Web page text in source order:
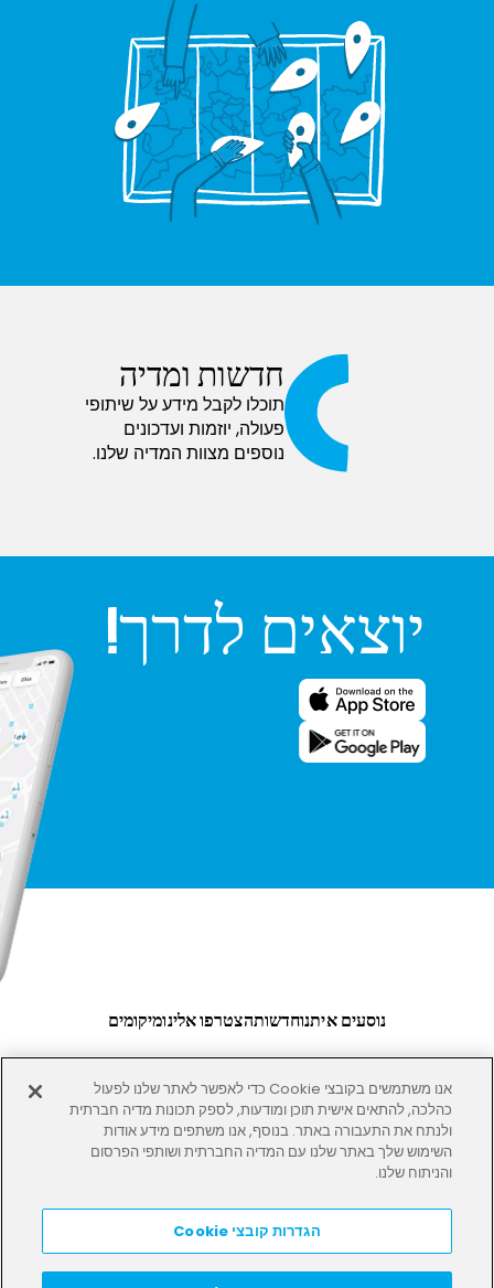
חדשות ומדיה
תוכלו לקבל מידע על שיתופי
פעולה, יוזמות ועדכונים
נוספים מצוות המדיה שלנו.
יוצאים לדרך!
נוסעים איתנוחדשותהצטרפו אלינומיקומים
תנאים פְּרָטִיוּתהמשרדים שלנו
LANGUAGE:
אנו משתמשים בקובצי Cookie כדי לאפשר לאתר שלנו לפעול
כהלכה, להתאים אישית תוכן ומודעות, לספק תכונות מדיה חברתית
ולנתח את התעבורה באתר. בנוסף, אנו משתפים מידע אודות
השימוש שלך באתר שלנו עם המדיה החברתית ושותפי הפרסום
והניתוח שלנו.
הגדרות קובצי Cookie